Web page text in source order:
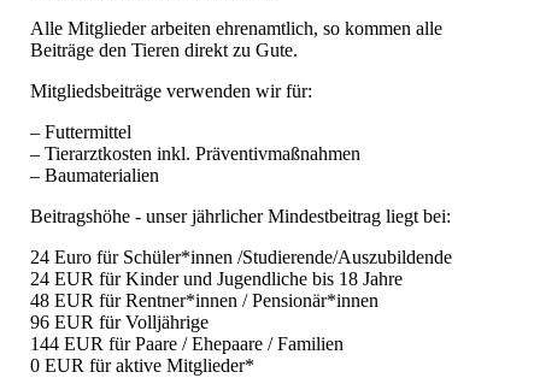
Alle Mitglieder arbeiten ehrenamtlich, so kommen alle
Beiträge den Tieren direkt zu Gute.
Mitgliedsbeiträge verwenden wir für:
– Futtermittel
– Tierarztkosten inkl. Präventivmaßnahmen
– Baumaterialien
Beitragshöhe - unser jährlicher Mindestbeitrag liegt bei:
24 Euro für Schüler*innen /Studierende/Auszubildende
24 EUR für Kinder und Jugendliche bis 18 Jahre
48 EUR für Rentner*innen / Pensionär*innen
96 EUR für Volljährige
144 EUR für Paare / Ehepaare / Familien
0 EUR für aktive Mitglieder*